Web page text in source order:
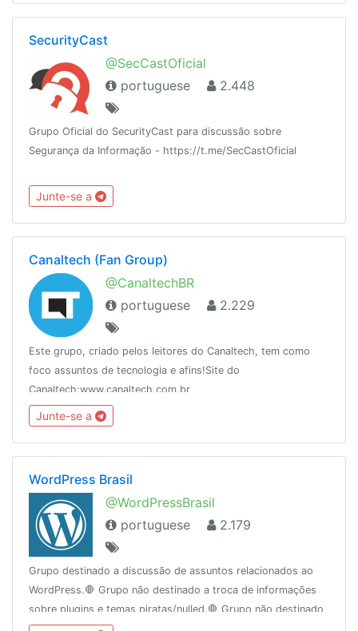
SecurityCast
@SecCastOficial
portuguese
2.448
Grupo Oficial do SecurityCast para discussão sobre
Segurança da Informação - https://t.me/SecCastOficial
Junte-se a
Canaltech (Fan Group)
@CanaltechBR
portuguese
2.229
Este grupo, criado pelos leitores do Canaltech, tem como
foco assuntos de tecnologia e afins!Site do
Canaltech:www.canaltech.com.br
Junte-se a
WordPress Brasil
@WordPressBrasil
portuguese
2.179
Grupo destinado a discussão de assuntos relacionados ao
WordPress.🛑 Grupo não destinado a troca de informações
sobre plugins e temas piratas/nulled.🛑 Grupo não destinado
a propagandas e afins🛑 Este não é um grupo de